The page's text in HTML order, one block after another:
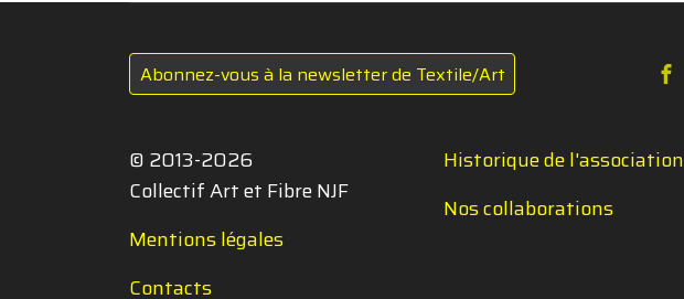
Abonnez-vous à la newsletter de Textile/Art
© 2013-2026
Collectif Art et Fibre NJF
Mentions légales
Contacts
Historique de l'association
Nos collaborations